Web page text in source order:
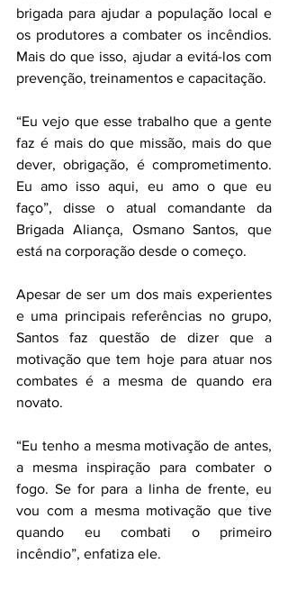
brigada para ajudar a população local e
os produtores a combater os incêndios.
Mais do que isso, ajudar a evitá-los com
prevenção, treinamentos e capacitação.
“Eu vejo que esse trabalho que a gente
faz é mais do que missão, mais do que
dever, obrigação, é comprometimento.
Eu amo isso aqui, eu amo o que eu
faço”, disse o atual comandante da
Brigada Aliança, Osmano Santos, que
está na corporação desde o começo.
Apesar de ser um dos mais experientes
e uma principais referências no grupo,
Santos faz questão de dizer que a
motivação que tem hoje para atuar nos
combates é a mesma de quando era
novato.
“Eu tenho a mesma motivação de antes,
a mesma inspiração para combater o
fogo. Se for para a linha de frente, eu
vou com a mesma motivação que tive
quando eu combati o primeiro
incêndio”, enfatiza ele.